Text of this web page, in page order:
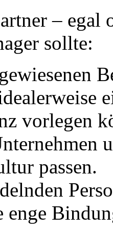
– egal
sollte:
vorlegen
passen.
enge